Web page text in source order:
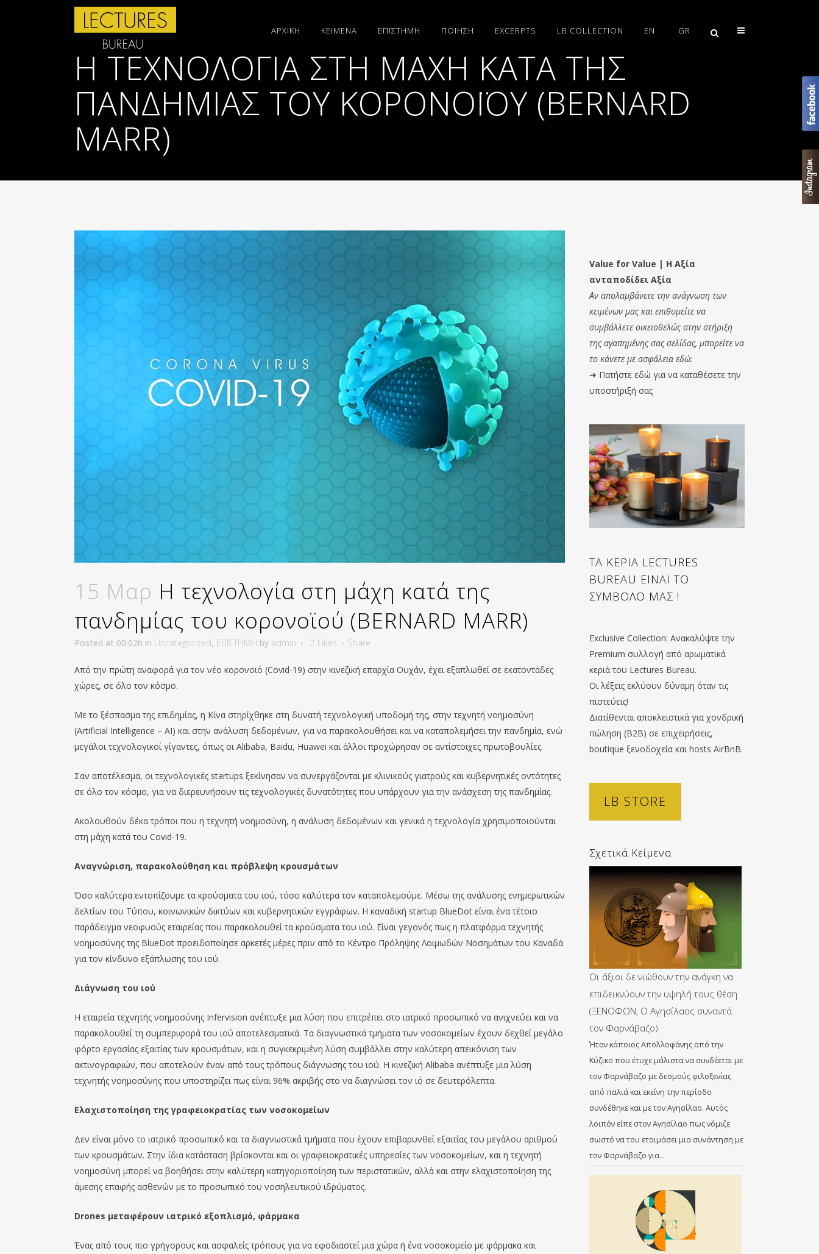
ΑΡΧΙΚΗ ΚΕΙΜΕΝΑ ΕΠΙΣΤΗΜΗ ΠΟΙΗΣΗ EXCERPTS LB COLLECTION EN GR
Η ΤΕΧΝΟΛΟΓΊΑ ΣΤΗ ΜΆΧΗ ΚΑΤΆ ΤΗΣ
ΠΑΝΔΗΜΊΑΣ ΤΟΥ ΚΟΡΟΝΟΪΟΎ (BERNARD
MARR)
15 Μαρ Η τεχνολογία στη μάχη κατά της
πανδημίας του κορονοϊού (BERNARD MARR)
Posted at 00:02h in Uncategorized, ΕΠΙΣΤΗΜΗ by admin 2 Likes Share
Από την πρώτη αναφορά για τον νέο κορονοϊό (Covid-19) στην κινεζική επαρχία Ουχάν, έχει εξαπλωθεί σε εκατοντάδες
χώρες, σε όλο τον κόσμο.
Με το ξέσπασμα της επιδημίας, η Κίνα στηρίχθηκε στη δυνατή τεχνολογική υποδομή της, στην τεχνητή νοημοσύνη
(Artificial Intelligence – AI) και στην ανάλυση δεδομένων, για να παρακολουθήσει και να καταπολεμήσει την πανδημία, ενώ
μεγάλοι τεχνολογικοί γίγαντες, όπως οι Alibaba, Baidu, Huawei και άλλοι προχώρησαν σε αντίστοιχες πρωτοβουλίες.
Σαν αποτέλεσμα, οι τεχνολογικές startups ξεκίνησαν να συνεργάζονται με κλινικούς γιατρούς και κυβερνητικές οντότητες
σε όλο τον κόσμο, για να διερευνήσουν τις τεχνολογικές δυνατότητες που υπάρχουν για την ανάσχεση της πανδημίας.
Ακολουθούν δέκα τρόποι που η τεχνητή νοημοσύνη, η ανάλυση δεδομένων και γενικά η τεχνολογία χρησιμοποιούνται
στη μάχη κατά του Covid-19.
Αναγνώριση, παρακολούθηση και πρόβλεψη κρουσμάτων
Όσο καλύτερα εντοπίζουμε τα κρούσματα του ιού, τόσο καλύτερα τον καταπολεμούμε. Μέσω της ανάλυσης ενημερωτικών
δελτίων του Τύπου, κοινωνικών δικτύων και κυβερνητικών εγγράφων. Η καναδική startup BlueDot είναι ένα τέτοιο
παράδειγμα νεοφυούς εταιρείας που παρακολουθεί τα κρούσματα του ιού. Είναι γεγονός πως η πλατφόρμα τεχνητής
νοημοσύνης της BlueDot προειδοποίησε αρκετές μέρες πριν από το Κέντρο Πρόληψης Λοιμωδών Νοσημάτων του Καναδά
για τον κίνδυνο εξάπλωσης του ιού.
Διάγνωση του ιού
Η εταιρεία τεχνητής νοημοσύνης Infervision ανέπτυξε μια λύση που επιτρέπει στο ιατρικό προσωπικό να ανιχνεύει και να
παρακολουθεί τη συμπεριφορά του ιού αποτελεσματικά. Τα διαγνωστικά τμήματα των νοσοκομείων έχουν δεχθεί μεγάλο
φόρτο εργασίας εξαιτίας των κρουσμάτων, και η συγκεκριμένη λύση συμβάλλει στην καλύτερη απεικόνιση των
ακτινογραφιών, που αποτελούν έναν από τους τρόπους διάγνωσης του ιού. Η κινεζική Alibaba ανέπτυξε μια λύση
τεχνητής νοημοσύνης που υποστηρίζει πως είναι 96% ακριβής στο να διαγνώσει τον ιό σε δευτερόλεπτα.
Ελαχιστοποίηση της γραφειοκρατίας των νοσοκομείων
Δεν είναι μόνο το ιατρικό προσωπικό και τα διαγνωστικά τμήματα που έχουν επιβαρυνθεί εξαιτίας του μεγάλου αριθμού
των κρουσμάτων. Στην ίδια κατάσταση βρίσκονται και οι γραφειοκρατικές υπηρεσίες των νοσοκομείων, και η τεχνητή
νοημοσύνη μπορεί να βοηθήσει στην καλύτερη κατηγοριοποίηση των περιστατικών, αλλά και στην ελαχιστοποίηση της
άμεσης επαφής ασθενών με το προσωπικό του νοσηλευτικού ιδρύματος.
Drones μεταφέρουν ιατρικό εξοπλισμό, φάρμακα
Ένας από τους πιο γρήγορους και ασφαλείς τρόπους για να εφοδιαστεί μια χώρα ή ένα νοσοκομείο με φάρμακα και
Value for Value | Η Αξία
ανταποδίδει Αξία
Αν απολαμβάνετε την ανάγνωση των
κειμένων μας και επιθυμείτε να
συμβάλλετε οικειοθελώς στην στήριξη
της αγαπημένης σας σελίδας, μπορείτε να
το κάνετε με ασφάλεια εδώ:
➔ Πατήστε εδώ για να καταθέσετε την
υποστήριξή σας
ΤΑ ΚΕΡΙΑ LECTURES
BUREAU ΕΙΝΑΙ ΤΟ
ΣΥΜΒΟΛΟ ΜΑΣ !
Exclusive Collection: Ανακαλύψτε την
Premium συλλογή από αρωματικά
κεριά του Lectures Bureau.
Οι λέξεις εκλύουν δύναμη όταν τις
πιστεύεις!
Διατίθενται αποκλειστικά για χονδρική
πώληση (B2B) σε επιχειρήσεις,
boutique ξενοδοχεία και hosts AirBnB.
LB STORE
Σχετικά Κείμενα
Οι άξιοι δε νιώθουν την ανάγκη να
επιδεικνύουν την υψηλή τους θέση
(ΞΕΝΟΦΩΝ, Ο Αγησίλαος συναντά
τον Φαρνάβαζο)
Ήταν κάποιος Απολλοφάνης από την
Κύζικο που έτυχε μάλιστα να συνδέεται με
τον Φαρνάβαζο με δεσμούς φιλοξενίας
από παλιά και εκείνη την περίοδο
συνδέθηκε και με τον Αγησίλαο. Αυτός
λοιπόν είπε στον Αγησίλαο πως νόμιζε
σωστό να του ετοιμάσει μια συνάντηση με
τον Φαρνάβαζο για…